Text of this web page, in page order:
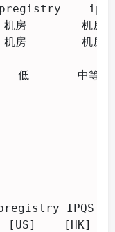
ipapi
机房
机房
低       中
IPQS
[US]